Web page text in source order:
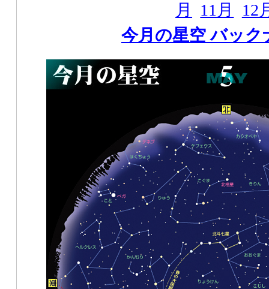
月
11月
12
今月の星空 バック